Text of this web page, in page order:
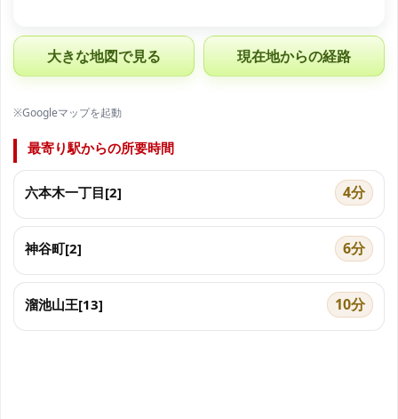
大きな地図で見る 現在地からの経路
※Googleマップを起動
最寄り駅からの所要時間
六本木一丁目[2] 4分
神谷町[2] 6分
溜池山王[13] 10分